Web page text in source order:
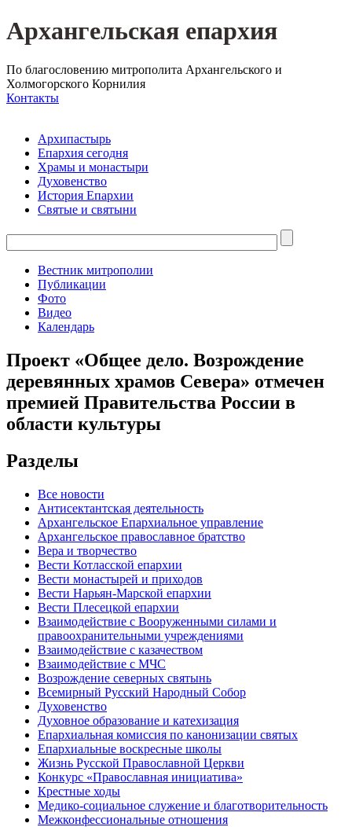
Архангельская епархия
По благословению митрополита Архангельского и
Холмогорского Корнилия
Контакты
Архипастырь
Епархия сегодня
Храмы и монастыри
Духовенство
История Епархии
Святые и святыни
Вестник митрополии
Публикации
Фото
Видео
Календарь
Проект «Общее дело. Возрождение
деревянных храмов Севера» отмечен
премией Правительства России в
области культуры
Разделы
Все новости
Антисектантская деятельность
Архангельское Епархиальное управление
Архангельское православное братство
Вера и творчество
Вести Котласской епархии
Вести монастырей и приходов
Вести Нарьян-Марской епархии
Вести Плесецкой епархии
Взаимодействие с Вооруженными силами и
правоохранительными учреждениями
Взаимодействие с казачеством
Взаимодействие с МЧС
Возрождение северных святынь
Всемирный Русский Народный Собор
Духовенство
Духовное образование и катехизация
Епархиальная комиссия по канонизации святых
Епархиальные воскресные школы
Жизнь Русской Православной Церкви
Конкурс «Православная инициатива»
Крестные ходы
Медико-социальное служение и благотворительность
Межконфессиональные отношения